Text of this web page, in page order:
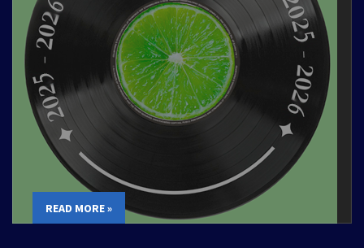
READ MORE »